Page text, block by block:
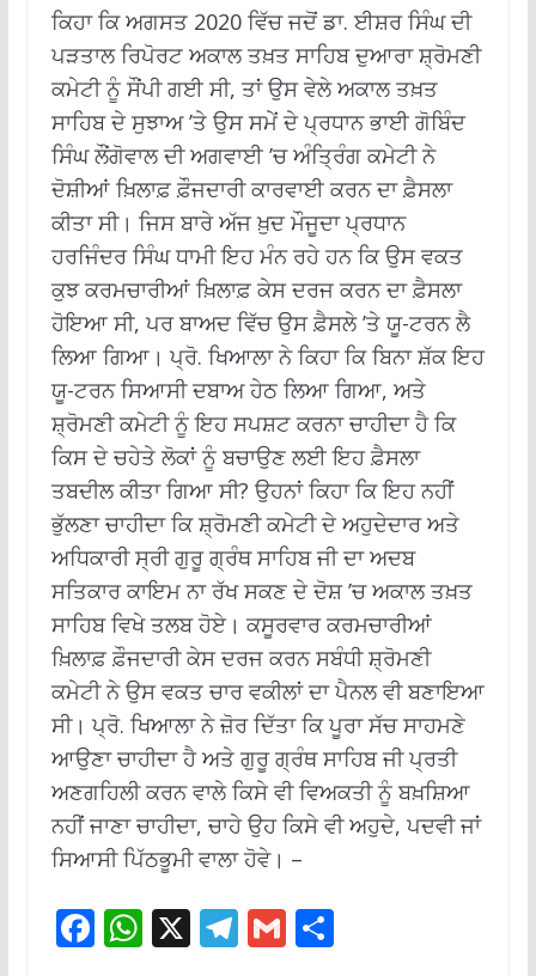
ਕਿਹਾ ਕਿ ਅਗਸਤ 2020 ਵਿੱਚ ਜਦੋਂ ਡਾ. ਈਸ਼ਰ ਸਿੰਘ ਦੀ
ਪੜਤਾਲ ਰਿਪੋਰਟ ਅਕਾਲ ਤਖ਼ਤ ਸਾਹਿਬ ਦੁਆਰਾ ਸ਼੍ਰੋਮਣੀ
ਕਮੇਟੀ ਨੂੰ ਸੌਂਪੀ ਗਈ ਸੀ, ਤਾਂ ਉਸ ਵੇਲੇ ਅਕਾਲ ਤਖ਼ਤ
ਸਾਹਿਬ ਦੇ ਸੁਝਾਅ ’ਤੇ ਉਸ ਸਮੇਂ ਦੇ ਪ੍ਰਧਾਨ ਭਾਈ ਗੋਬਿੰਦ
ਸਿੰਘ ਲੌਂਗੋਵਾਲ ਦੀ ਅਗਵਾਈ ’ਚ ਅੰਤ੍ਰਿੰਗ ਕਮੇਟੀ ਨੇ
ਦੋਸ਼ੀਆਂ ਖ਼ਿਲਾਫ਼ ਫ਼ੌਜਦਾਰੀ ਕਾਰਵਾਈ ਕਰਨ ਦਾ ਫ਼ੈਸਲਾ
ਕੀਤਾ ਸੀ। ਜਿਸ ਬਾਰੇ ਅੱਜ ਖ਼ੁਦ ਮੌਜੂਦਾ ਪ੍ਰਧਾਨ
ਹਰਜਿੰਦਰ ਸਿੰਘ ਧਾਮੀ ਇਹ ਮੰਨ ਰਹੇ ਹਨ ਕਿ ਉਸ ਵਕਤ
ਕੁਝ ਕਰਮਚਾਰੀਆਂ ਖ਼ਿਲਾਫ਼ ਕੇਸ ਦਰਜ ਕਰਨ ਦਾ ਫ਼ੈਸਲਾ
ਹੋਇਆ ਸੀ, ਪਰ ਬਾਅਦ ਵਿੱਚ ਉਸ ਫ਼ੈਸਲੇ ’ਤੇ ਯੂ-ਟਰਨ ਲੈ
ਲਿਆ ਗਿਆ। ਪ੍ਰੋ. ਖਿਆਲਾ ਨੇ ਕਿਹਾ ਕਿ ਬਿਨਾ ਸ਼ੱਕ ਇਹ
ਯੂ-ਟਰਨ ਸਿਆਸੀ ਦਬਾਅ ਹੇਠ ਲਿਆ ਗਿਆ, ਅਤੇ
ਸ਼੍ਰੋਮਣੀ ਕਮੇਟੀ ਨੂੰ ਇਹ ਸਪਸ਼ਟ ਕਰਨਾ ਚਾਹੀਦਾ ਹੈ ਕਿ
ਕਿਸ ਦੇ ਚਹੇਤੇ ਲੋਕਾਂ ਨੂੰ ਬਚਾਉਣ ਲਈ ਇਹ ਫ਼ੈਸਲਾ
ਤਬਦੀਲ ਕੀਤਾ ਗਿਆ ਸੀ? ਉਹਨਾਂ ਕਿਹਾ ਕਿ ਇਹ ਨਹੀਂ
ਭੁੱਲਣਾ ਚਾਹੀਦਾ ਕਿ ਸ਼੍ਰੋਮਣੀ ਕਮੇਟੀ ਦੇ ਅਹੁਦੇਦਾਰ ਅਤੇ
ਅਧਿਕਾਰੀ ਸ੍ਰੀ ਗੁਰੂ ਗ੍ਰੰਥ ਸਾਹਿਬ ਜੀ ਦਾ ਅਦਬ
ਸਤਿਕਾਰ ਕਾਇਮ ਨਾ ਰੱਖ ਸਕਣ ਦੇ ਦੋਸ਼ ’ਚ ਅਕਾਲ ਤਖ਼ਤ
ਸਾਹਿਬ ਵਿਖੇ ਤਲਬ ਹੋਏ। ਕਸੂਰਵਾਰ ਕਰਮਚਾਰੀਆਂ
ਖ਼ਿਲਾਫ਼ ਫ਼ੌਜਦਾਰੀ ਕੇਸ ਦਰਜ ਕਰਨ ਸਬੰਧੀ ਸ਼੍ਰੋਮਣੀ
ਕਮੇਟੀ ਨੇ ਉਸ ਵਕਤ ਚਾਰ ਵਕੀਲਾਂ ਦਾ ਪੈਨਲ ਵੀ ਬਣਾਇਆ
ਸੀ। ਪ੍ਰੋ. ਖਿਆਲਾ ਨੇ ਜ਼ੋਰ ਦਿੱਤਾ ਕਿ ਪੂਰਾ ਸੱਚ ਸਾਹਮਣੇ
ਆਉਣਾ ਚਾਹੀਦਾ ਹੈ ਅਤੇ ਗੁਰੂ ਗ੍ਰੰਥ ਸਾਹਿਬ ਜੀ ਪ੍ਰਤੀ
ਅਣਗਹਿਲੀ ਕਰਨ ਵਾਲੇ ਕਿਸੇ ਵੀ ਵਿਅਕਤੀ ਨੂੰ ਬਖ਼ਸ਼ਿਆ
ਨਹੀਂ ਜਾਣਾ ਚਾਹੀਦਾ, ਚਾਹੇ ਉਹ ਕਿਸੇ ਵੀ ਅਹੁਦੇ, ਪਦਵੀ ਜਾਂ
ਸਿਆਸੀ ਪਿੱਠਭੂਮੀ ਵਾਲਾ ਹੋਵੇ। –
F W X T G S